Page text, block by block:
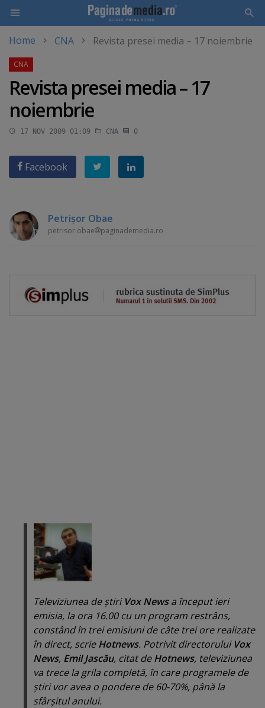
content
Home CNA Revista presei media – 17 noiembrie
Revista presei media – 17
noiembrie
17 NOV 2009 01:09 CNA 0
Facebook
Petrişor Obae
petrisor.obae paginademedia.ro
Televiziunea de ştiri Vox Newsa început ieri
emisia, la ora 16.00 cu un program restrâns,
constând în trei emisiuni de câte trei ore realizate
în direct, scrieHotnews. Potrivit directorului Vox
News, Emil Jascău, citat deHotnews, televiziunea
va trece la grila completă, în care programele de
ştiri vor avea o pondere de 60-70%, până la
sfârşitul anului.